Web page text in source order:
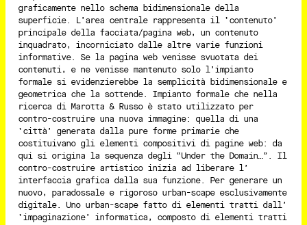
graficamente nello schema bidimensionale della
superficie. L’area centrale rappresenta il ‘contenuto’
principale della facciata/pagina web, un contenuto
inquadrato, incorniciato dalle altre varie funzioni
informative. Se la pagina web venisse svuotata dei
contenuti, e ne venisse mantenuto solo l’impianto
formale si evidenzierebbe la semplicità bidimensionale e
geometrica che la sottende. Impianto formale che nella
ricerca di Marotta & Russo è stato utilizzato per
contro-costruire una nuova immagine: quella di una
‘città’ generata dalla pure forme primarie che
costituivano gli elementi compositivi di pagine web: da
qui si origina la sequenza degli “Under the Domain…”. Il
contro-costruire artistico inizia ad liberare l’
interfaccia grafica dalla sua funzione. Per generare un
nuovo, paradossale e rigoroso urban-scape esclusivamente
digitale. Uno urban-scape fatto di elementi tratti dall’
‘impaginazione’ informatica, composto di elementi tratti